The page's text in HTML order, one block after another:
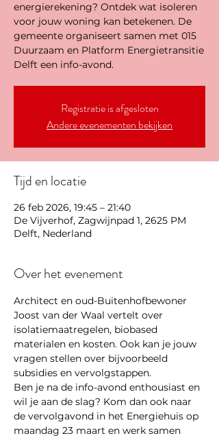
energierekening? Ontdek wat isoleren
voor jouw woning kan betekenen. De
gemeente organiseert samen met 015
Duurzaam en Platform Energietransitie
Delft een info-avond.
Registratie is afgesloten
Andere evenementen bekijken
Tijd en locatie
26 feb 2026, 19:45 – 21:40
De Vijverhof, Zagwijnpad 1, 2625 PM
Delft, Nederland
Over het evenement
Architect en oud-Buitenhofbewoner
Joost van der Waal vertelt over
isolatiemaatregelen, biobased
materialen en kosten. Ook kan je jouw
vragen stellen over bijvoorbeeld
subsidies en vervolgstappen.
Ben je na de info-avond enthousiast en
wil je aan de slag? Kom dan ook naar
de vervolgavond in het Energiehuis op
maandag 23 maart en werk samen